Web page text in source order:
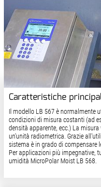
Caratteristiche
Il modello LB 567 è normalmente
condizioni di misura costanti (ad
densità apparente, ecc.) La
un'unità radiometrica. Grazie
sistema è in grado di compensare
Per applicazioni più impegnative,
umidità MicroPolar Moist LB 568.